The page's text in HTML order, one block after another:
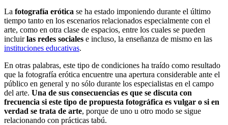
La fotografía erótica se ha estado imponiendo durante el último
tiempo tanto en los escenarios relacionados especialmente con el
arte, como en otra clase de espacios, entre los cuales se pueden
incluirlas redes sociales e incluso, la enseñanza de mismo en las
instituciones educativas.
En otras palabras, este tipo de condiciones ha traído como resultado
que la fotografía erótica encuentre una apertura considerable ante el
público en general y no sólo durante los especialistas en el campo
del arte. Una de sus consecuencias es que se discuta con
frecuencia si este tipo de propuesta fotográfica es vulgar o si en
verdad se trata de arte, porque de uno u otro modo se sigue
relacionando con prácticas tabú.